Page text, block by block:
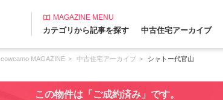
MAGAZINE MENU
カテゴリから記事を探す 中古住宅アーカイブ
cowcamo MAGAZINE 中古住宅アーカイブ シャトー代官山
この物件は「ご成約済み」です。